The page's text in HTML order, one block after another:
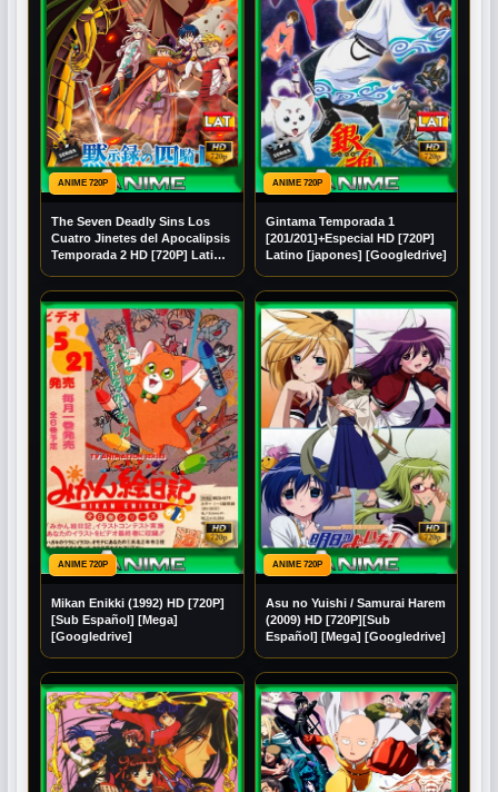
ANIME 720P
The Seven Deadly Sins Los
Cuatro Jinetes del Apocalipsis
Temporada 2 HD [720P] Latino
ANIME 720P
Gintama Temporada 1
[201/201]+Especial HD [720P]
Latino [japones] [Googledrive]
ANIME 720P
Mikan Enikki (1992) HD [720P]
[Sub Español] [Mega]
[Googledrive]
ANIME 720P
Asu no Yuishi / Samurai Harem
(2009) HD [720P][Sub
Español] [Mega] [Googledrive]